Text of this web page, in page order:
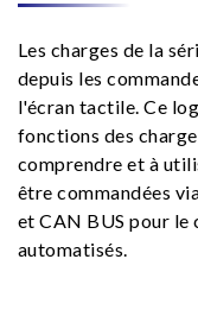
Les charges de la
depuis les
l'écran tactile. Ce
fonctions des
comprendre et à
être commandées
et CAN BUS pour le
automatisés.